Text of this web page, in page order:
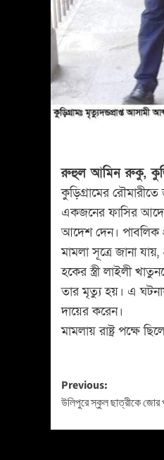
রুহুল আমিন রুকু,
কুড়িগ্রামের
একজনের ফাসির
আদেশ দেন। পাবলিক
মামলা সূত্রে জানা
হকের স্ত্রী লাইলী
তার মৃত্যু হয়। এ
দায়ের করেন।
মামলায় রাষ্ট্র পক্ষে
Previous:
উলিপুরে স্কুল ছাত্রীকে জোর